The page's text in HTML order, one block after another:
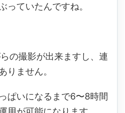
っていたんですね。
の撮影が出来ますし、連
りません。
ぱいになるまで6〜8時間